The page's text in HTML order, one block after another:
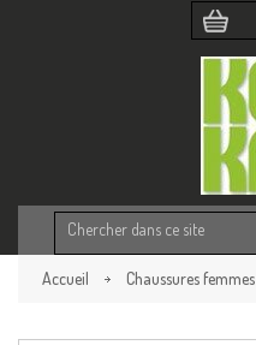
Accueil Chaussures femmes